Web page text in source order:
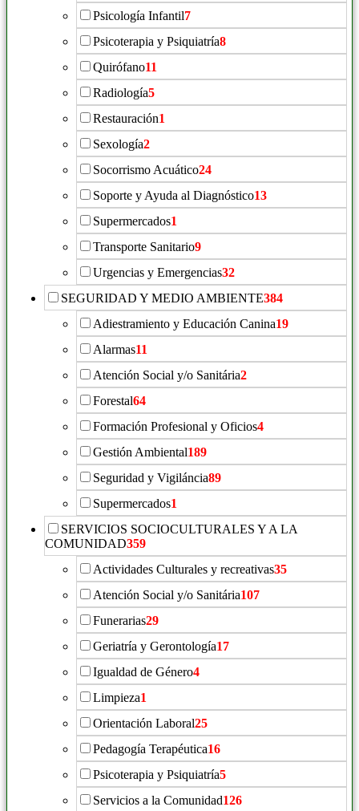
Psicología Infantil7
Psicoterapia y Psiquiatría8
Quirófano11
Radiología5
Restauración1
Sexología2
Socorrismo Acuático24
Soporte y Ayuda al Diagnóstico13
Supermercados1
Transporte Sanitario9
Urgencias y Emergencias32
SEGURIDAD Y MEDIO AMBIENTE384
Adiestramiento y Educación Canina19
Alarmas11
Atención Social y/o Sanitária2
Forestal64
Formación Profesional y Oficios4
Gestión Ambiental189
Seguridad y Vigiláncia89
Supermercados1
SERVICIOS SOCIOCULTURALES Y A LA
COMUNIDAD359
Actividades Culturales y recreativas35
Atención Social y/o Sanitária107
Funerarias29
Geriatría y Gerontología17
Igualdad de Género4
Limpieza1
Orientación Laboral25
Pedagogía Terapéutica16
Psicoterapia y Psiquiatría5
Servicios a la Comunidad126